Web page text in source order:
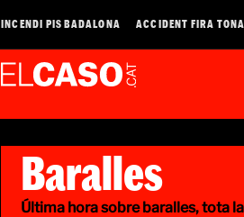
INCENDI PIS BADALONA ACCIDENT FIRA TONA
Baralles
Última hora sobre baralles, tota